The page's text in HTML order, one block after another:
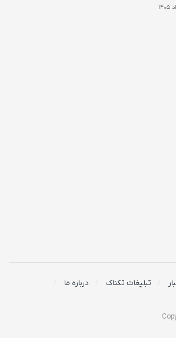
تبلیغات تکناک
درباره ما